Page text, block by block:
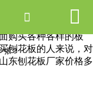
网站首页
产品中心
张？
 
一张？
购买各种各样的板
刨花板的人来说，对
东刨花板厂家价格多